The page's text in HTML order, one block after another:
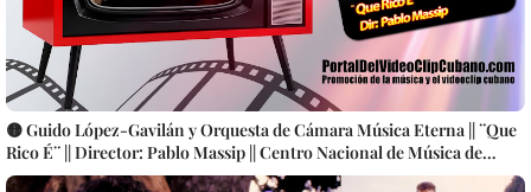
🟡 Guido López-Gavilán y Orquesta de Cámara Música Eterna || ¨Que
Rico É¨ || Director: Pablo Massip || Centro Nacional de Música de
Concierto || Música cubana || Videoclip || CUBA